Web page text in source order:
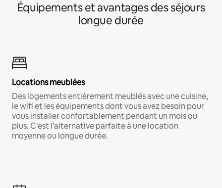
Équipements et avantages des séjours
longue durée
Locations meublées
Des logements entièrement meublés avec une cuisine,
le wifi et les équipements dont vous avez besoin pour
vous installer confortablement pendant un mois ou
plus. C'est l'alternative parfaite à une location
moyenne ou longue durée.